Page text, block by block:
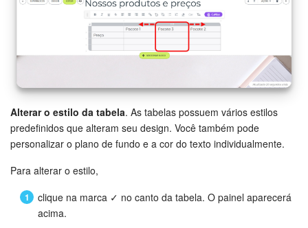
Widget de colaborador
Bitrix24 Messenger
Bitrix24 On-premise
Questões Gerais
Alterar o estilo da tabela. As tabelas possuem vários estilos
predefinidos que alteram seu design. Você também pode
personalizar o plano de fundo e a cor do texto individualmente.
Para alterar o estilo,
clique na marca ✓ no canto da tabela. O painel aparecerá
acima.